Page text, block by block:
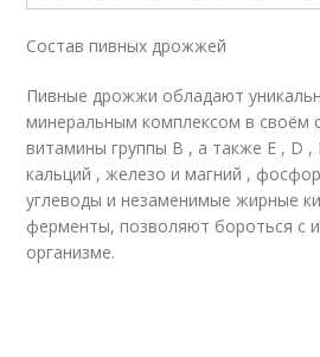
Состав пивных дрожжей
Пивные дрожжи обладают
минеральным комплексом в своём
витамины группы В , а также Е , D
кальций , железо и магний ,
углеводы и незаменимые жирные
ферменты, позволяют бороться с
организме.